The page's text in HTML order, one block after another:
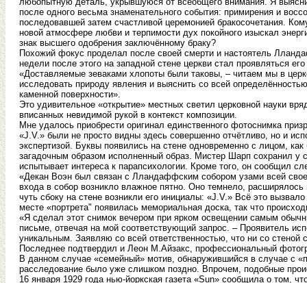
после одного весьма знаменательного события: примирения и
последовавшей затем счастливой церемонией бракосочетания.
новой атмосфере любви и терпимости дух покойного изыскал
знак высшего одобрения заключённому браку?
Похожий фокус проделал после своей смерти и настоятель
недели после этого на западной стене церкви стал проявляться
«Доставляемые зеваками хлопоты были таковы, – читаем мы в
исследовать природу явления и выяснить со всей
каменной поверхности».
Это удивительное «открытие» местных светил церковной науки
вписанных невидимой рукой в контекст композиции.
Мне удалось приобрести оригинал единственного фотоснимка
«J.V.» были не просто видны здесь совершенно отчётливо, но и
экспертизой. Буквы появились на стене одновременно с лицом,
загадочным образом исполненный образ. Мистер Шарп сохранил у
испытывает интереса к парапсихологии. Кроме того, он сообщил
«Декан Воэн был связан с Лландаффским собором узами всей
входа в собор возникло влажное пятно. Оно темнело,
чуть сбоку на стене возникли его инициалы: «J.V.» Всё это
месте «портрета" появилась мемориальная доска, так что
«Я сделал этот снимок вечером при ярком освещении самым
письме, отвечая на мой соответствующий запрос. – Проявитель
уникальным. Заявляю со всей ответственностью, что ни со
Последнее подтвердил и Леон М.Айзакс, профессиональный
В данном случае «семейный» мотив, обнаружившийся в случае с
расследование было уже слишком поздно. Впрочем, подобные
16 января 1929 года нью-йоркская газета «Sun» сообщила о том,